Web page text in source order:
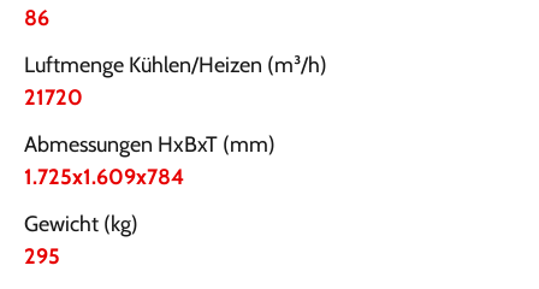
86
Luftmenge Kühlen/Heizen (m³/h)
21720
Abmessungen HxBxT (mm)
1.725x1.609x784
Gewicht (kg)
295